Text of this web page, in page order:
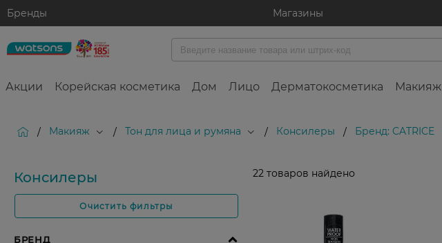
Бренды Магазины
Акции Корейская косметика Дом Лицо Дерматокосметика Макияж
/ Макияж / Тон для лица и румяна / Консилеры / Бренд: CATRICE
Консилеры
Очистить фильтры
22 товаров найдено